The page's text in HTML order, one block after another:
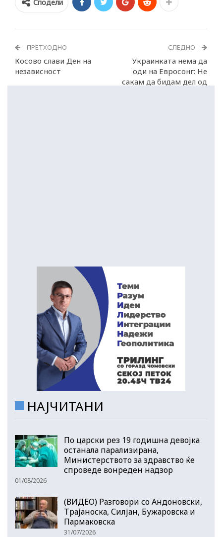
Сподели
ПРЕТХОДНО
Косово слави Ден на
независност
СЛЕДНО
Украинката нема да
оди на Евросонг: Не
сакам да бидам дел од
НАЈЧИТАНИ
По царски рез 19 годишна девојка
останала парализирана,
Министерството за здравство ќе
спроведе вонреден надзор
01/08/2026
(ВИДЕО) Разговори со Андоновски,
Трајаноска, Силјан, Бужаровска и
Пармаковска
31/07/2026